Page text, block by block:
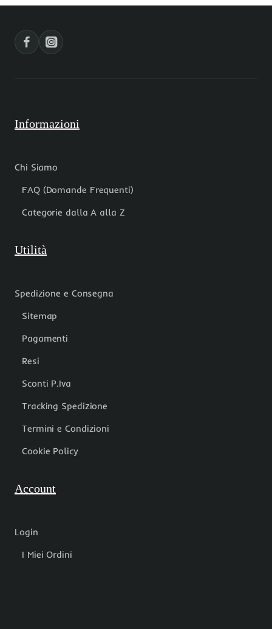
30
pz
Informazioni
Chi Siamo
FAQ (Domande Frequenti)
Categorie dalla A alla Z
Utilità
Spedizione e Consegna
Sitemap
Pagamenti
Resi
Sconti P.Iva
Tracking Spedizione
Termini e Condizioni
Cookie Policy
Account
Login
I Miei Ordini